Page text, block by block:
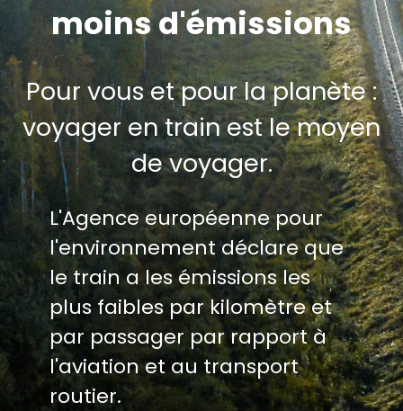
moins d'émissions
Pour vous et pour la planète :
voyager en train est le moyen
de voyager.
L'Agence européenne pour
l'environnement déclare que
le train a les émissions les
plus faibles par kilomètre et
par passager par rapport à
l'aviation et au transport
routier.